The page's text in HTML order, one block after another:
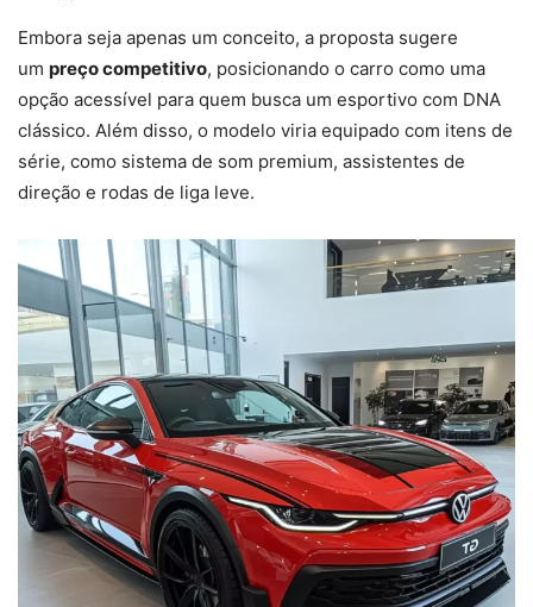
Embora seja apenas um conceito, a proposta sugere
um preço competitivo, posicionando o carro como uma
opção acessível para quem busca um esportivo com DNA
clássico. Além disso, o modelo viria equipado com itens de
série, como sistema de som premium, assistentes de
direção e rodas de liga leve.